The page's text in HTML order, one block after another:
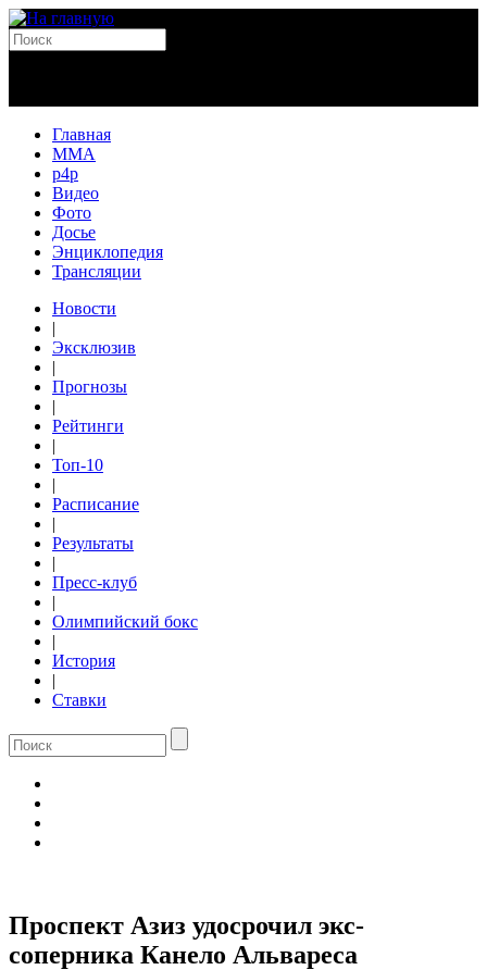
Главная
MMA
p4p
Видео
Фото
Досье
Энциклопедия
Трансляции
Новости
|
Эксклюзив
|
Прогнозы
|
Рейтинги
|
Топ-10
|
Расписание
|
Результаты
|
Пресс-клуб
|
Олимпийский бокс
|
История
|
Ставки
Проспект Азиз удосрочил экс-
соперника Канело Альвареса